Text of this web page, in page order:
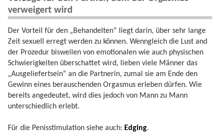
verweigert wird
Der Vorteil für den „Behandelten“ liegt darin, über sehr lange
Zeit sexuell erregt werden zu können. Wenngleich die Lust and
der Prozedur bisweilen von emotionalen wie auch physischen
Schwierigkeiten überschattet wird, lieben viele Männer das
„Ausgeliefertsein“ an die Partnerin, zumal sie am Ende den
Gewinn eines berauschenden Orgasmus erleben dürfen. Wie
bereits angedeutet, wird dies jedoch von Mann zu Mann
unterschiedlich erlebt.
Für die Penisstimulation siehe auch: Edging.